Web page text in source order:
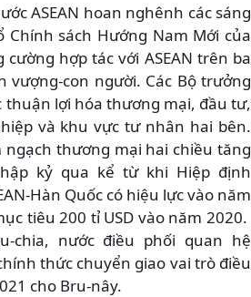
ASEAN hoan nghênh các sáng
sách Hướng Nam Mới của
hợp tác với ASEAN trên ba
con người. Các Bộ trưởng
thuận lợi hóa thương mại, đầu tư,
và khu vực tư nhân hai bên.
thương mại hai chiều tăng
kỷ qua kể từ khi Hiệp định
Hàn Quốc có hiệu lực vào năm
tiêu 200 tỉ USD vào năm 2020.
chia, nước điều phối quan hệ
thức chuyển giao vai trò điều
cho Bru-nây.